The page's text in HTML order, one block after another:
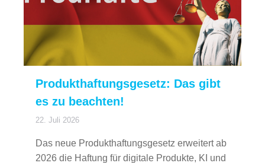
Produkthaftungsgesetz: Das gibt
es zu beachten!
22. Juli 2026
Das neue Produkthaftungsgesetz erweitert ab
2026 die Haftung für digitale Produkte, KI und